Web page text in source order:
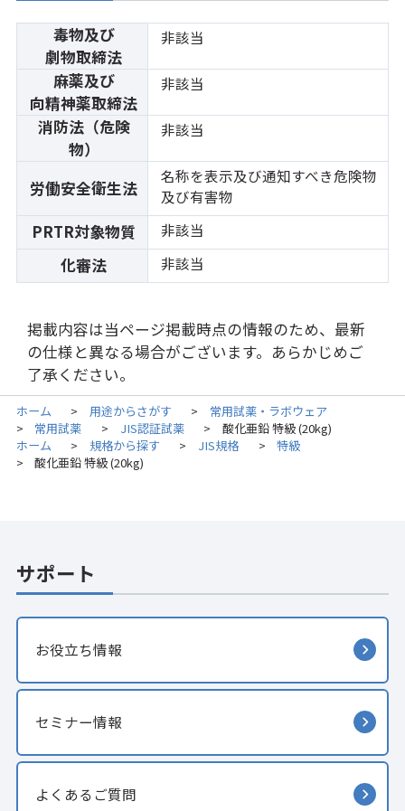
毒物及び
劇物取締法
非該当
麻薬及び
向精神薬取締法
非該当
消防法（危険
物）
非該当
労働安全衛生法
名称を表示及び通知すべき危険物
及び有害物
PRTR対象物質 非該当
化審法 非該当
掲載内容は当ページ掲載時点の情報のため、最新
の仕様と異なる場合がございます。あらかじめご
了承ください。
ホーム > 用途からさがす > 常用試薬・ラボウェア
> 常用試薬 > JIS認証試薬 >
酸化亜鉛 特級 (20kg)
ホーム
> 規格から探す > JIS規格 > 特級
> 酸化亜鉛 特級 (20kg)
サポート
お役立ち情報
セミナー情報
よくあるご質問